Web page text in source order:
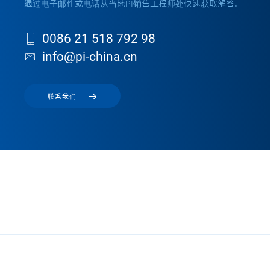
通过电子邮件或电话从当地PI销售工程师处快速获取解答。
0086 21 518 792 98
info@pi-china.cn
联系我们